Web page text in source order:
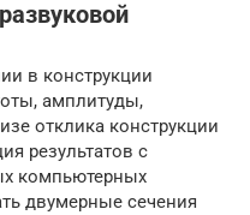
в конструкции
амплитуды,
отклика конструкции
результатов с
компьютерных
двумерные сечения